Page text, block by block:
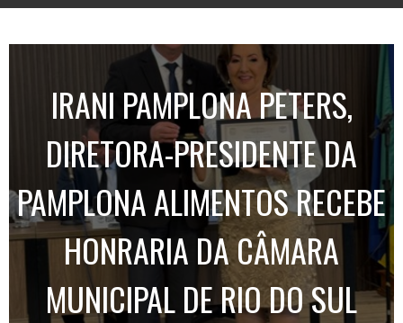
IRANI PAMPLONA PETERS,
DIRETORA-PRESIDENTE DA
PAMPLONA ALIMENTOS RECEBE
HONRARIA DA CÂMARA
MUNICIPAL DE RIO DO SUL